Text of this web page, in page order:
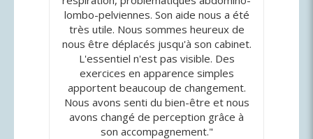
lombo-pelviennes. Son aide nous a été
très utile. Nous sommes heureux de
nous être déplacés jusqu'à son cabinet.
L'essentiel n'est pas visible. Des
exercices en apparence simples
apportent beaucoup de changement.
Nous avons senti du bien-être et nous
avons changé de perception grâce à
son accompagnement."